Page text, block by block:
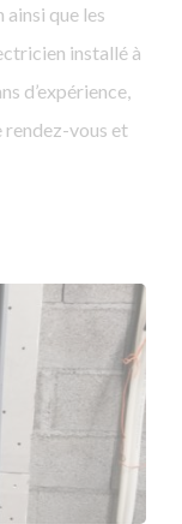
que les
installé à
d’expérience,
rendez-vous et